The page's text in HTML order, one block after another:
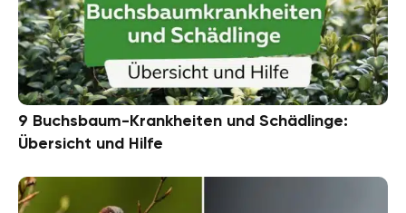
9 Buchsbaum-Krankheiten und Schädlinge:
Übersicht und Hilfe